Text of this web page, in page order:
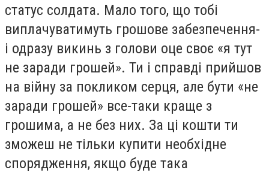
статус солдата. Мало того, що тобі
виплачуватимуть грошове забезпечення-
і одразу викинь з голови оце своє «я тут
не заради грошей». Ти і справді прийшов
на війну за покликом серця, але бути «не
заради грошей» все-таки краще з
грошима, а не без них. За ці кошти ти
зможеш не тільки купити необхідне
спорядження, якщо буде така